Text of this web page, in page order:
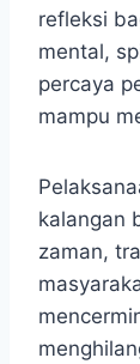
refleksi
mental,
percaya
mampu
kalangan
zaman,